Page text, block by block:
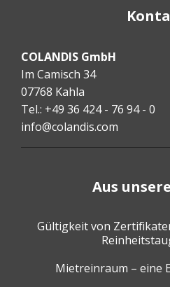
COLANDIS GmbH
Im Camisch 34
07768 Kahla
Tel.: +49 36 424 - 76 94 - 0
info@colandis.com
Aus
Gültigkeit von
Mietreinraum – eine